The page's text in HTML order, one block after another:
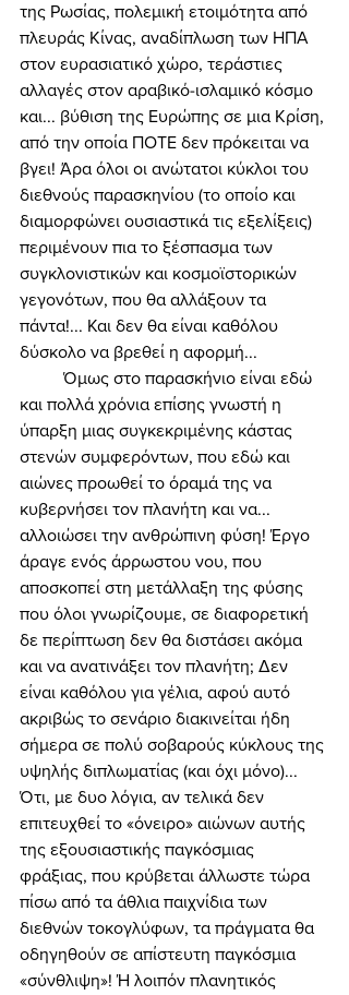
της Ρωσίας, πολεμική ετοιμότητα από
πλευράς Κίνας, αναδίπλωση των ΗΠΑ
στον ευρασιατικό χώρο, τεράστιες
αλλαγές στον αραβικό-ισλαμικό κόσμο
και... βύθιση της Ευρώπης σε μια Κρίση,
από την οποία ΠΟΤΕ δεν πρόκειται να
βγει! Άρα όλοι οι ανώτατοι κύκλοι του
διεθνούς παρασκηνίου (το οποίο και
διαμορφώνει ουσιαστικά τις εξελίξεις)
περιμένουν πια το ξέσπασμα των
συγκλονιστικών και κοσμοϊστορικών
γεγονότων, που θα αλλάξουν τα
πάντα!... Και δεν θα είναι καθόλου
δύσκολο να βρεθεί η αφορμή...
και πολλά χρόνια επίσης γνωστή η
ύπαρξη μιας συγκεκριμένης κάστας
στενών συμφερόντων, που εδώ και
αιώνες προωθεί το όραμά της να
κυβερνήσει τον πλανήτη και να...
αλλοιώσει την ανθρώπινη φύση! Έργο
άραγε ενός άρρωστου νου, που
αποσκοπεί στη μετάλλαξη της φύσης
που όλοι γνωρίζουμε, σε διαφορετική
δε περίπτωση δεν θα διστάσει ακόμα
και να ανατινάξει τον πλανήτη; Δεν
είναι καθόλου για γέλια, αφού αυτό
ακριβώς το σενάριο διακινείται ήδη
σήμερα σε πολύ σοβαρούς κύκλους της
υψηλής διπλωματίας (και όχι μόνο)...
Ότι, με δυο λόγια, αν τελικά δεν
επιτευχθεί το «όνειρο» αιώνων αυτής
της εξουσιαστικής παγκόσμιας
φράξιας, που κρύβεται άλλωστε τώρα
πίσω από τα άθλια παιχνίδια των
διεθνών τοκογλύφων, τα πράγματα θα
οδηγηθούν σε απίστευτη παγκόσμια
«σύνθλιψη»! Ή λοιπόν πλανητικός